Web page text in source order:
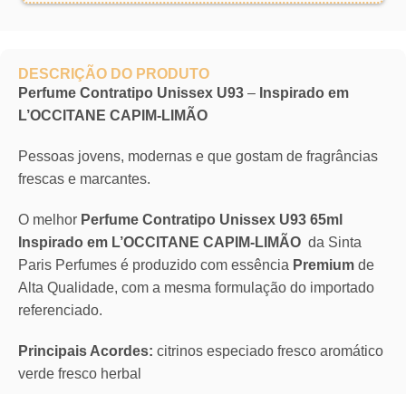
DESCRIÇÃO DO PRODUTO
Perfume Contratipo Unissex U93 – Inspirado em
L’OCCITANE CAPIM-LIMÃO
Pessoas jovens, modernas e que gostam de fragrâncias
frescas e marcantes.
O melhor Perfume Contratipo Unissex U93 65ml
Inspirado em L’OCCITANE CAPIM-LIMÃO da Sinta
Paris Perfumes é produzido com essência Premium de
Alta Qualidade, com a mesma formulação do importado
referenciado.
Principais Acordes: citrinos especiado fresco aromático
verde fresco herbal